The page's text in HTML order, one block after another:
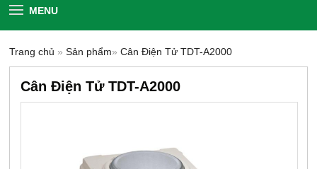
MENU
Trang chủ »Sản phẩm»Cân Điện Tử TDT-A2000
Cân Điện Tử TDT-A2000